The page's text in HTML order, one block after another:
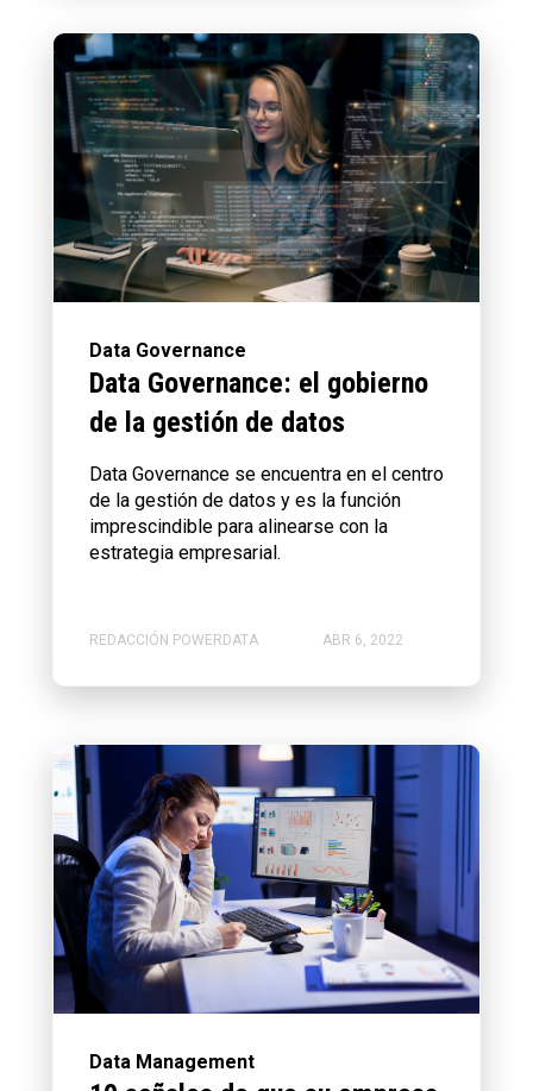
Data Governance
Data Governance: el gobierno
de la gestión de datos
Data Governance se encuentra en el centro
de la gestión de datos y es la función
imprescindible para alinearse con la
estrategia empresarial.
REDACCIÓN POWERDATA ABR 6, 2022
Data Management